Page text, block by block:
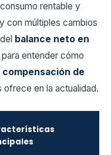
rentable y
con múltiples cambios
balance neto en
entender cómo
compensación de
en la actualidad.